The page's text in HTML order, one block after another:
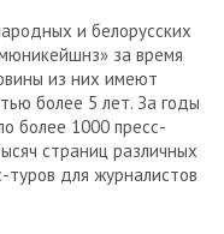
и белорусских
за время
из них имеют
более 5 лет. За годы
более 1000 пресс-
страниц различных
туров для журналистов